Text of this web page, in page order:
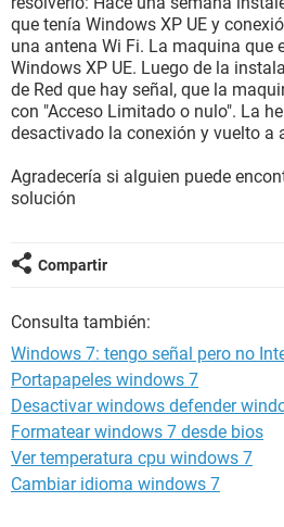
que tenía Windows XP UE y
una antena Wi Fi. La maquina que
Windows XP UE. Luego de la
de Red que hay señal, que la
con "Acceso Limitado o nulo". La
desactivado la conexión y vuelto a
Agradecería si alguien puede
solución
Compartir
Consulta también:
Windows 7: tengo señal pero no
Portapapeles windows 7
Desactivar windows defender
Formatear windows 7 desde bios
Ver temperatura cpu windows 7
Cambiar idioma windows 7